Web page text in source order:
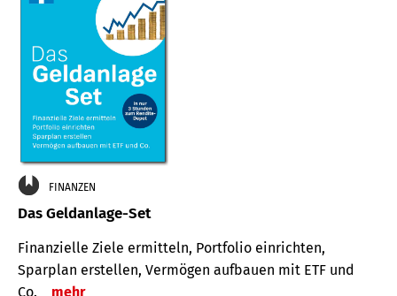
FINANZEN
Das Geldanlage-Set
Finanzielle Ziele ermitteln, Portfolio einrichten,
Sparplan erstellen, Vermögen aufbauen mit ETF und
Co.
mehr